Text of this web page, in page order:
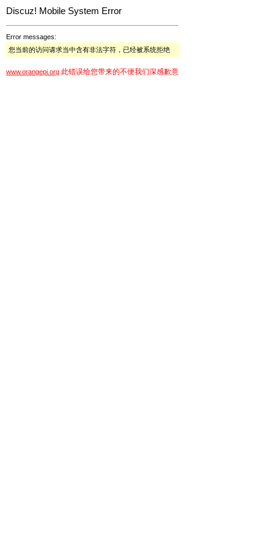
Discuz! Mobile System Error
Error messages:
您当前的访问请求当中含有非法字符，已经被系统拒绝
www.orangepi.org 此错误给您带来的不便我们深感歉意